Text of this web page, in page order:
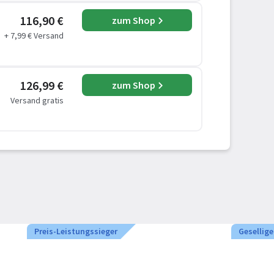
116,90 €
+ 7,99 € Versand
zum Shop
126,99 €
Versand gratis
zum Shop
Preis-Leistungssieger